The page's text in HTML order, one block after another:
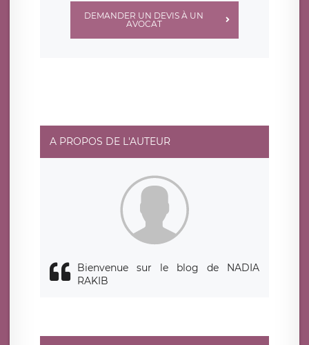
DEMANDER UN DEVIS À UN
AVOCAT
A PROPOS DE L'AUTEUR
Bienvenue sur le blog de NADIA
RAKIB